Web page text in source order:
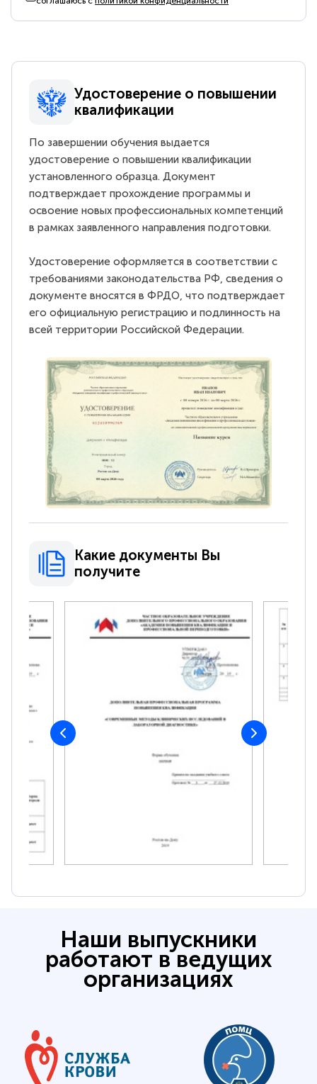
Удостоверение о повышении
квалификации
По завершении обучения выдается
удостоверение о повышении квалификации
установленного образца. Документ
подтверждает прохождение программы и
освоение новых профессиональных компетенций
в рамках заявленного направления подготовки.
Удостоверение оформляется в соответствии с
требованиями законодательства РФ, сведения о
документе вносятся в ФРДО, что подтверждает
его официальную регистрацию и подлинность на
всей территории Российской Федерации.
Какие документы Вы
получите
Наши выпускники
работают в ведущих
организациях